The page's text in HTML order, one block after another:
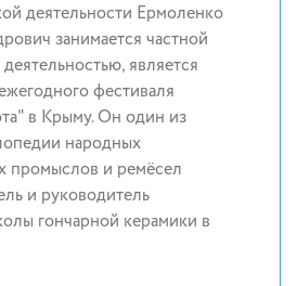
деятельности Ермоленко
занимается частной
является
фестиваля
в Крыму. Он один из
народных
промыслов и ремёсел
и руководитель
гончарной керамики в